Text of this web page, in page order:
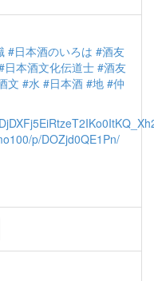
#日本酒のいろは #酒友
日本酒文化伝道士 #酒友
文 #水 #日本酒 #地 #仲
p/DOZjd0QE1Pn/